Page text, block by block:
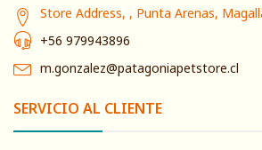
Store Address, , Punta Arenas,
+56 979943896
m.gonzalez@patagoniapetstore.cl
SERVICIO AL CLIENTE